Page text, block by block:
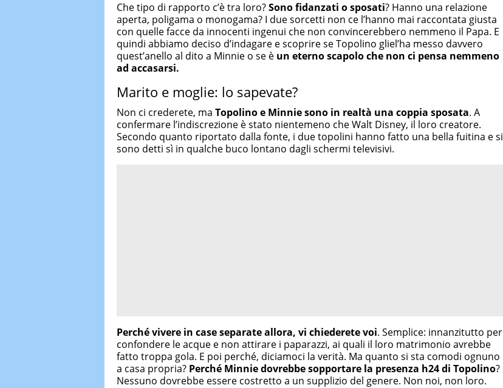
Che tipo di rapporto c’è tra loro?Sono fidanzati o sposati? Hanno una relazione
aperta, poligama o monogama? I due sorcetti non ce l’hanno mai raccontata giusta
con quelle facce da innocenti ingenui che non convincerebbero nemmeno il Papa. E
quindi abbiamo deciso d’indagare e scoprire se Topolino gliel’ha messo davvero
quest’anello al dito a Minnie o se è un eterno scapolo che non ci pensa nemmeno
ad accasarsi.
Marito e moglie: lo sapevate?
Non ci crederete, ma Topolino e Minnie sono in realtà una coppia sposata. A
confermare l’indiscrezione è stato nientemeno che Walt Disney, il loro creatore.
Secondo quanto riportato dalla fonte, i due topolini hanno fatto una bella fuitina e si
sono detti sì in qualche buco lontano dagli schermi televisivi.
Perché vivere in case separate allora, vi chiederete voi. Semplice: innanzitutto per
confondere le acque e non attirare i paparazzi, ai quali il loro matrimonio avrebbe
fatto troppa gola. E poi perché, diciamoci la verità. Ma quanto si sta comodi ognuno
a casa propria? Perché Minnie dovrebbe sopportare la presenza h24 di Topolino?
Nessuno dovrebbe essere costretto a un supplizio del genere. Non noi, non loro.